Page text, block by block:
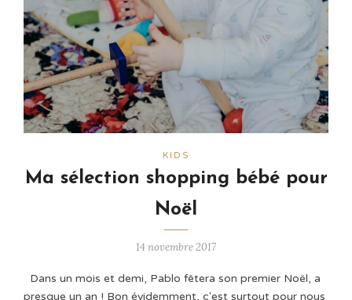
KIDS
Ma sélection shopping bébé pour
Noël
14 novembre 2017
Dans un mois et demi, Pablo fêtera son premier Noël, a
presque un an ! Bon évidemment, c'est surtout pour nous